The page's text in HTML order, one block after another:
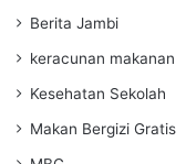
Berita Jambi
keracunan makanan
Kesehatan Sekolah
Makan Bergizi Gratis